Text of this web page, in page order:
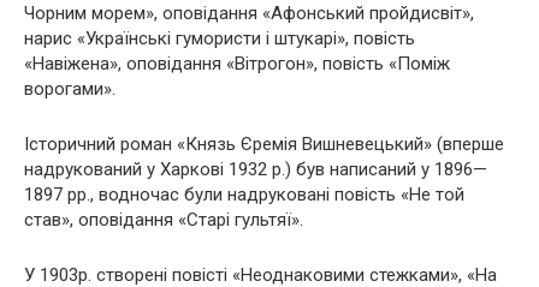
Чорним морем», оповідання «Афонський пройдисвіт»,
нарис «Українські гумористи і штукарі», повість
«Навіжена», оповідання «Вітрогон», повість «Поміж
ворогами».
Історичний роман «Князь Єремія Вишневецький» (вперше
надрукований у Харкові 1932 р.) був написаний у 1896—
1897 рр., водночас були надруковані повість «Не той
став», оповідання «Старі гультяї».
У 1903р. створені повісті «Неоднаковими стежками», «На